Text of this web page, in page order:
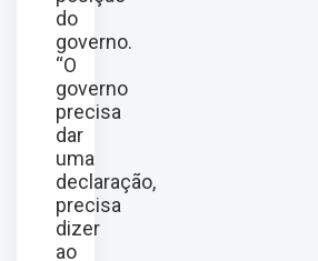
do
governo.
“O
governo
precisa
dar
uma
declaração,
precisa
dizer
ao